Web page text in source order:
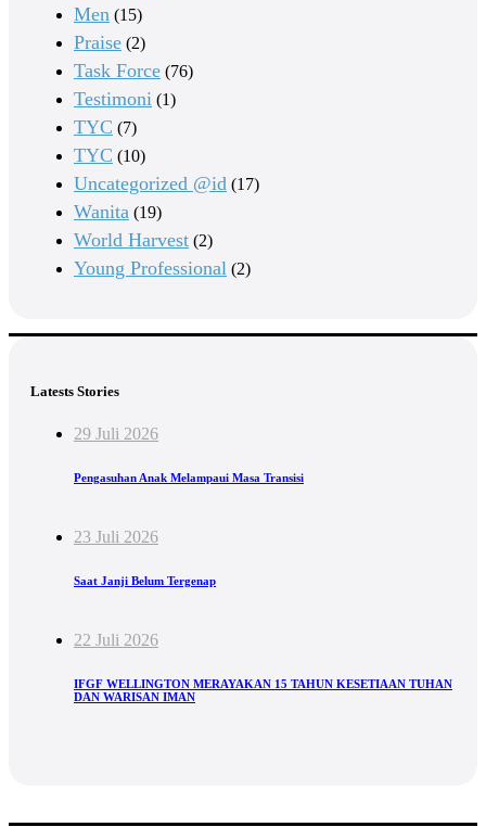
Men (15)
Praise (2)
Task Force (76)
Testimoni (1)
TYC (7)
TYC (10)
Uncategorized @id (17)
Wanita (19)
World Harvest (2)
Young Professional (2)
Latests Stories
29 Juli 2026
Pengasuhan Anak Melampaui Masa Transisi
23 Juli 2026
Saat Janji Belum Tergenap
22 Juli 2026
IFGF WELLINGTON MERAYAKAN 15 TAHUN KESETIAAN TUHAN
DAN WARISAN IMAN